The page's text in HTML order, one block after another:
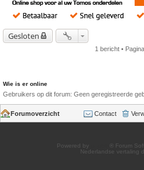
Gesloten
1 bericht • Pagina
Wie is er online
Gebruikers op dit forum: Geen geregistreerde
Forumoverzicht Contact
Powered by
® Forum
Nederlandse vertaling